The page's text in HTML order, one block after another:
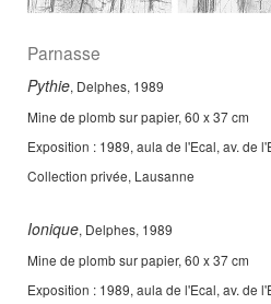
Parnasse
Pythie, Delphes, 1989
Mine de plomb sur papier, 60 x 37 cm
Exposition : 1989, aula de l'Ecal, av. de
Collection privée, Lausanne
Ionique, Delphes, 1989
Mine de plomb sur papier, 60 x 37 cm
Exposition : 1989, aula de l'Ecal, av. de